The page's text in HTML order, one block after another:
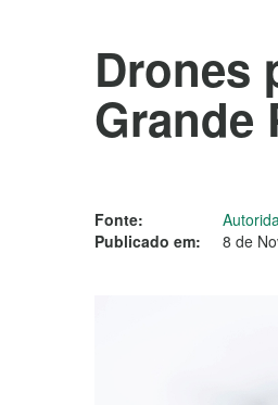
Drones
Grande
Fonte:
Publicado em:
8 de